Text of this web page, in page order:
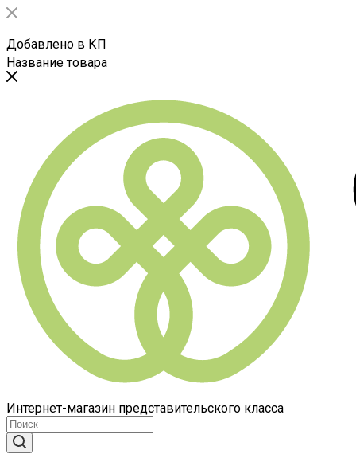
Добавлено в КП
Название товара
Интернет-магазин представительского класса